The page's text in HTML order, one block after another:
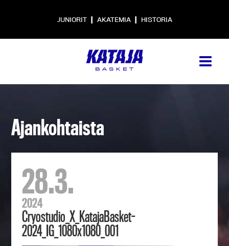
JUNIORIT | AKATEMIA | HISTORIA
Ajankohtaista
28.3.
2024
Cryostudio_X_KatajaBasket-
2024_IG_1080x1080_001